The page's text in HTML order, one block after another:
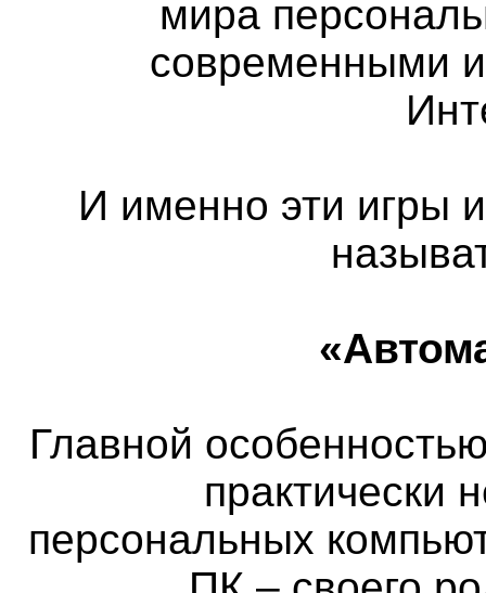
мира
современными
И именно эти игры
Главной
практически
персональных